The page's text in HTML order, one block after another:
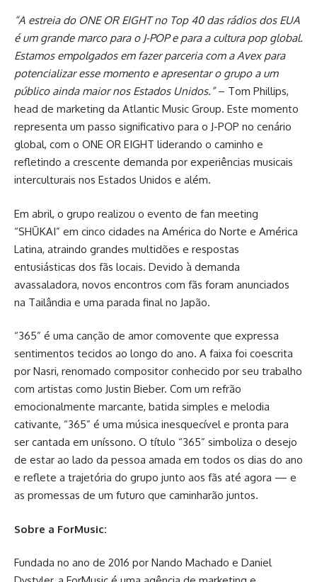
“A estreia do ONE OR EIGHT no Top 40 das rádios dos EUA
é um grande marco para o J-POP e para a cultura pop global.
Estamos empolgados em fazer parceria com a Avex para
potencializar esse momento e apresentar o grupo a um
público ainda maior nos Estados Unidos.”– Tom Phillips,
head de marketing da Atlantic Music Group. Este momento
representa um passo significativo para o J-POP no cenário
global, com o ONE OR EIGHT liderando o caminho e
refletindo a crescente demanda por experiências musicais
interculturais nos Estados Unidos e além.
Em abril, o grupo realizou o evento de fan meeting
“SHŪKAI” em cinco cidades na América do Norte e América
Latina, atraindo grandes multidões e respostas
entusiásticas dos fãs locais. Devido à demanda
avassaladora, novos encontros com fãs foram anunciados
na Tailândia e uma parada final no Japão.
“365” é uma canção de amor comovente que expressa
sentimentos tecidos ao longo do ano. A faixa foi coescrita
por Nasri, renomado compositor conhecido por seu trabalho
com artistas como Justin Bieber. Com um refrão
emocionalmente marcante, batida simples e melodia
cativante, “365” é uma música inesquecível e pronta para
ser cantada em uníssono. O título “365” simboliza o desejo
de estar ao lado da pessoa amada em todos os dias do ano
e reflete a trajetória do grupo junto aos fãs até agora — e
as promessas de um futuro que caminharão juntos.
Sobre a ForMusic:
Fundada no ano de 2016 por Nando Machado e Daniel